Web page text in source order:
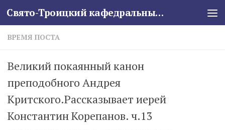
Skip to content Свято-Троицкий кафедральный собор
ВРЕМЯ ПОСТА
Великий покаянный канон
преподобного Андрея
Критского.Рассказывает иерей
Константин Корепанов. ч.13